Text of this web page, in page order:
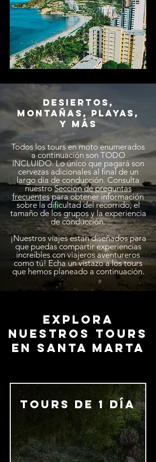
Desiertos,
Montañas, Playas,
y más
Todos los tours en moto enumerados
a continuación son TODO
INCLUIDO. Lo único que pagará son
cervezas adicionales al final de un
largo día de conducción. Consulta
nuestroSección de preguntas
frecuentespara obtener información
sobre la dificultad del recorrido, el
tamaño de los grupos y la experiencia
de conducción.
¡Nuestros viajes están diseñados para
que puedas compartir experiencias
increíbles con viajeros aventureros
como tú! Echa un vistazo a los tours
que hemos planeado a continuación.
Explora
nuestros tours
en santa marta
TOURS DE 1 DÍA